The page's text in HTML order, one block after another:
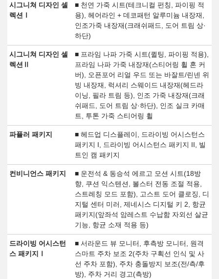
시그니쳐 디자인 셀
렉션Ⅰ
■ 천연 가죽 시트(테크니컬 펀칭, 파이핑 적
용), 헤어라인 + 데코패턴 알루미늄 내장재,
인조가죽 내장재(크래쉬패드, 도어 트림 상·
하단)
시그니쳐 디자인 셀
렉션Ⅱ
■ 프라임 나파 가죽 시트(퀼팅, 파이핑 적용),
프라임 나파 가죽 내장재(스티어링 휠 혼 커
버), 오픈포어 리얼 우드 또는 바잘트/린넨 위
빙 내장재, 럭셔리 스웨이드 내장재(헤드라
이닝, 필라 트림 등), 인조 가죽 내장재(크래
쉬패드, 도어 트림 상·하단), 인조 실크 카매
트, 투톤 가죽 스티어링 휠
파퓰러 패키지
■ 헤드업 디스플레이, 드라이빙 어시스턴스
패키지 I, 드라이빙 어시스턴스 패키지 II, 빌
트인 캠 패키지
컨비니언스 패키지
■ 운전석 & 동승석 에르고 모션 시트(18방
향, 쿠션 익스텐션, 볼스터 전동 조절 적용,
스트레칭 모드 포함), 고스트 도어 클로징, 디
지털 센터 미러, 제네시스 디지털 키 2, 항균
패키지(앞좌석 암레스트 수납함 자외선 살균
기능, 항균 소재 적용 등)
드라이빙 어시스턴
스 패키지Ⅰ
■ 서라운드 뷰 모니터, 후측방 모니터, 원격
스마트 주차 보조 2(주차 구획선 인식 및 사
선 주차 포함), 주차 충돌방지 보조(전/측/후
방), 주차 거리 경고(측방)